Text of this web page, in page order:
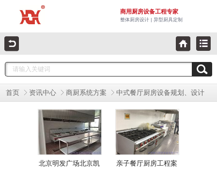
商用厨房设备工程专家
整体厨房设计 | 异型厨具定制
首页 资讯中心 商厨系统方案 中式餐厅厨房设备规划、设计
北京明发广场北京凯
亲子餐厅厨房工程案